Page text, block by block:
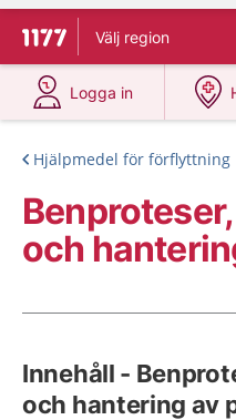
Till startsidan för 1177
Välj region
Logga in
på 1177.se
Hjälpmedel för förflyttning
och
Innehåll -
och hantering av